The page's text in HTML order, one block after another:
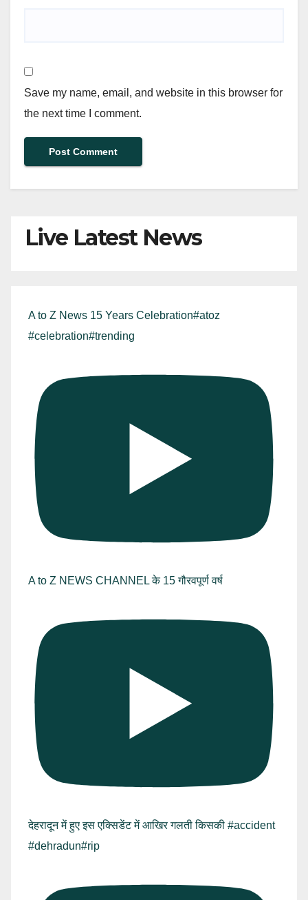
Save my name, email, and website in this browser for
the next time I comment.
Live Latest News
A to Z News 15 Years Celebration#atoz
#celebration#trending
A to Z NEWS CHANNEL के 15 गौरवपूर्ण वर्ष
देहरादून में हुए इस एक्सिडेंट में आखिर गलती किसकी #accident
#dehradun#rip